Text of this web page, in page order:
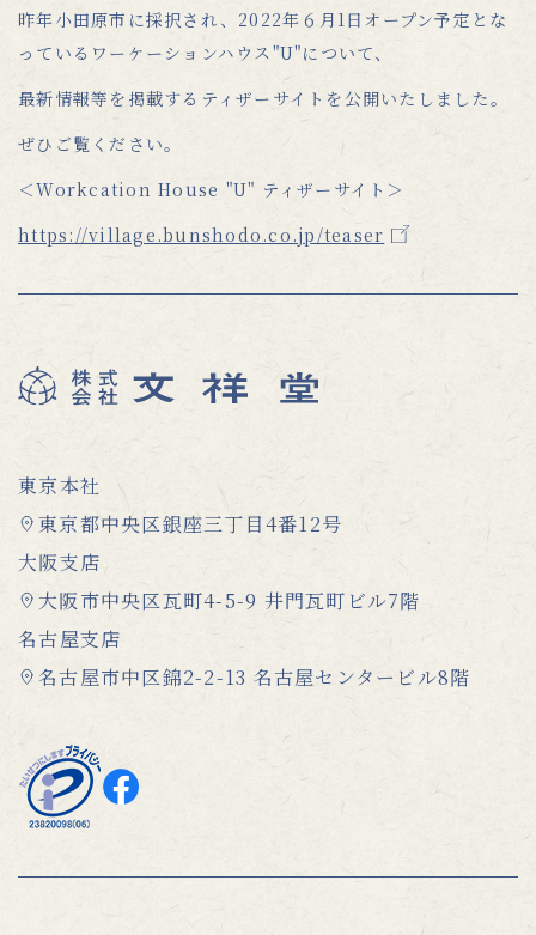
昨年小田原市に採択され、2022年６月1日オープン予定とな
っているワーケーションハウス"U"について、
最新情報等を掲載するティザーサイトを公開いたしました。
ぜひご覧ください。
＜Workcation House "U" ティザーサイト＞
https://village.bunshodo.co.jp/teaser
東京本社
東京都中央区銀座三丁目4番12号
大阪支店
大阪市中央区瓦町4-5-9 井門瓦町ビル7階
名古屋支店
名古屋市中区錦2-2-13 名古屋センタービル8階